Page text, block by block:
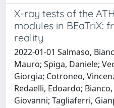
X-ray tests of the
modules in BEaTriX:
reality
2022-01-01 Salmaso,
Mauro; Spiga, Daniele;
Giorgia; Cotroneo,
Redaelli, Edoardo;
Giovanni; Tagliaferri,